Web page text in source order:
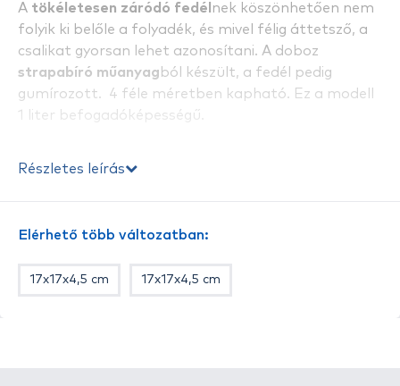
A tökéletesen záródó fedél nek köszönhetően nem
folyik ki belőle a folyadék, és mivel félig áttetsző, a
csalikat gyorsan lehet azonosítani. A doboz
strapabíró műanyag ból készült, a fedél pedig
gumírozott. 4 féle méretben kapható. Ez a modell
1 liter befogadóképességű.
Részletes leírás
Elérhető több változatban:
17x17x4,5 cm 17x17x4,5 cm